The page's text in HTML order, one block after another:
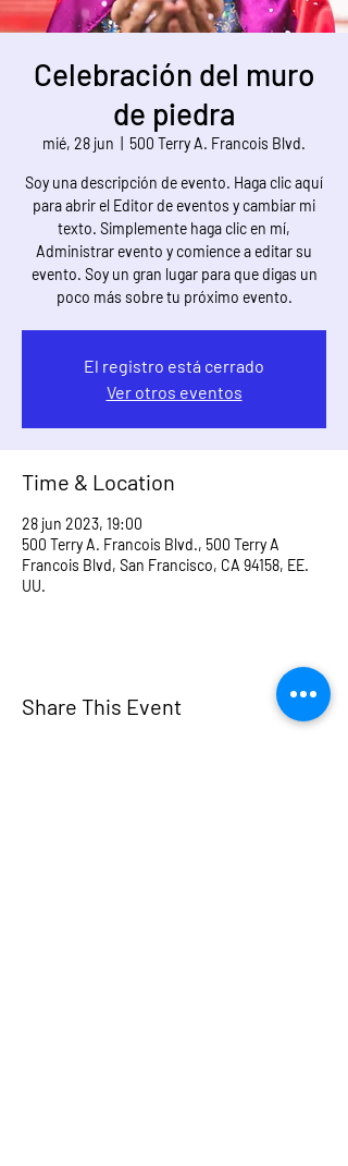
Celebración del muro
de piedra
mié, 28 jun 500 Terry A. Francois Blvd.
Soy una descripción de evento. Haga clic aquí
para abrir el Editor de eventos y cambiar mi
texto. Simplemente haga clic en mí,
Administrar evento y comience a editar su
evento. Soy un gran lugar para que digas un
poco más sobre tu próximo evento.
El registro está cerrado
Ver otros eventos
Time & Location
28 jun 2023, 19:00
500 Terry A. Francois Blvd., 500 Terry A
Francois Blvd, San Francisco, CA 94158, EE.
UU.
Share This Event